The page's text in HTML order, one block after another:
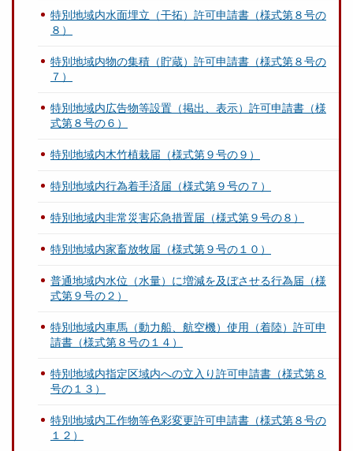
特別地域内水面埋立（干拓）許可申請書（様式第８号の
８）
特別地域内物の集積（貯蔵）許可申請書（様式第８号の
７）
特別地域内広告物等設置（掲出、表示）許可申請書（様
式第８号の６）
特別地域内木竹植栽届（様式第９号の９）
特別地域内行為着手済届（様式第９号の７）
特別地域内非常災害応急措置届（様式第９号の８）
特別地域内家畜放牧届（様式第９号の１０）
普通地域内水位（水量）に増減を及ぼさせる行為届（様
式第９号の２）
特別地域内車馬（動力船、航空機）使用（着陸）許可申
請書（様式第８号の１４）
特別地域内指定区域内への立入り許可申請書（様式第８
号の１３）
特別地域内工作物等色彩変更許可申請書（様式第８号の
１２）